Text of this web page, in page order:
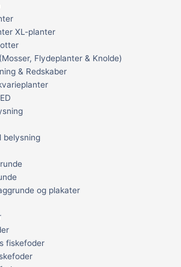
XL-planter
Flydeplanter & Knolde)
& Redskaber
belysning
og plakater
fiskefoder